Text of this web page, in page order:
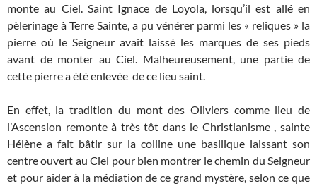
monte au Ciel. Saint Ignace de Loyola, lorsqu’il est allé en
pèlerinage à Terre Sainte, a pu vénérer parmi les « reliques » la
pierre où le Seigneur avait laissé les marques de ses pieds
avant de monter au Ciel. Malheureusement, une partie de
cette pierre a été enlevée de ce lieu saint.
En effet, la tradition du mont des Oliviers comme lieu de
l’Ascension remonte à très tôt dans le Christianisme , sainte
Hélène a fait bâtir sur la colline une basilique laissant son
centre ouvert au Ciel pour bien montrer le chemin du Seigneur
et pour aider à la médiation de ce grand mystère, selon ce que